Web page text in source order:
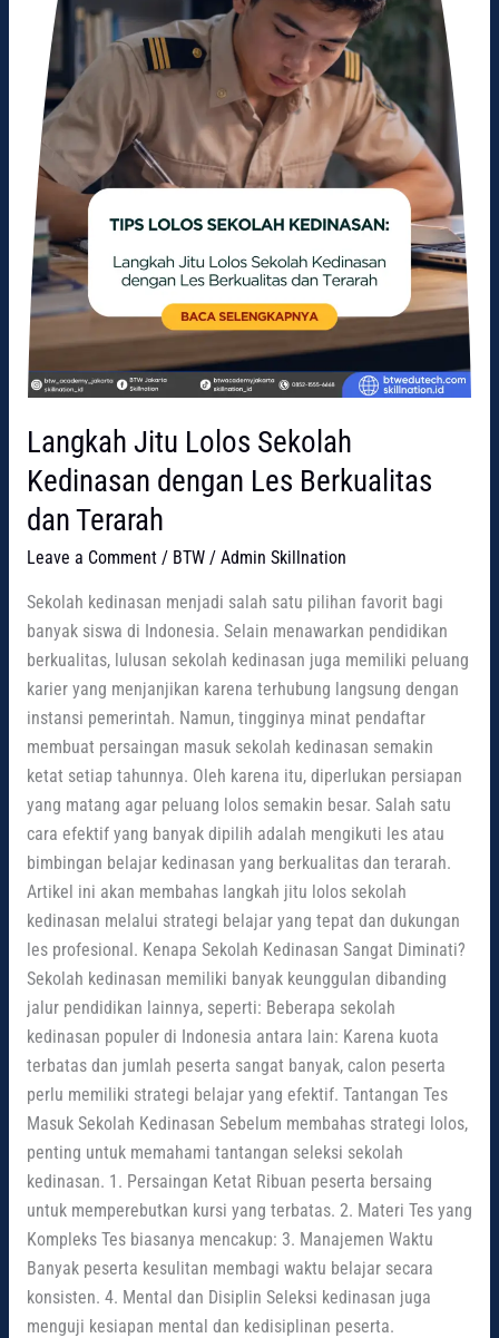
Langkah Jitu Lolos Sekolah
Kedinasan dengan Les Berkualitas
dan Terarah
Leave a Comment / BTW/ Admin Skillnation
Sekolah kedinasan menjadi salah satu pilihan favorit bagi
banyak siswa di Indonesia. Selain menawarkan pendidikan
berkualitas, lulusan sekolah kedinasan juga memiliki peluang
karier yang menjanjikan karena terhubung langsung dengan
instansi pemerintah. Namun, tingginya minat pendaftar
membuat persaingan masuk sekolah kedinasan semakin
ketat setiap tahunnya. Oleh karena itu, diperlukan persiapan
yang matang agar peluang lolos semakin besar. Salah satu
cara efektif yang banyak dipilih adalah mengikuti les atau
bimbingan belajar kedinasan yang berkualitas dan terarah.
Artikel ini akan membahas langkah jitu lolos sekolah
kedinasan melalui strategi belajar yang tepat dan dukungan
les profesional. Kenapa Sekolah Kedinasan Sangat Diminati?
Sekolah kedinasan memiliki banyak keunggulan dibanding
jalur pendidikan lainnya, seperti: Beberapa sekolah
kedinasan populer di Indonesia antara lain: Karena kuota
terbatas dan jumlah peserta sangat banyak, calon peserta
perlu memiliki strategi belajar yang efektif. Tantangan Tes
Masuk Sekolah Kedinasan Sebelum membahas strategi lolos,
penting untuk memahami tantangan seleksi sekolah
kedinasan. 1. Persaingan Ketat Ribuan peserta bersaing
untuk memperebutkan kursi yang terbatas. 2. Materi Tes yang
Kompleks Tes biasanya mencakup: 3. Manajemen Waktu
Banyak peserta kesulitan membagi waktu belajar secara
konsisten. 4. Mental dan Disiplin Seleksi kedinasan juga
menguji kesiapan mental dan kedisiplinan peserta.
Berkualitas
dan
Terarah